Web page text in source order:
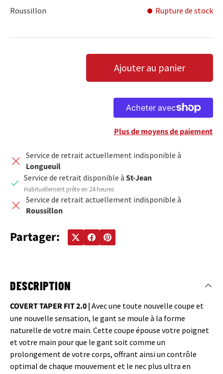
Roussillon Rupture de stock
DIMINUER LA QUANTITÉ
AUGMENTER LA QUANTITÉ
Ajouter au panier
Plus de moyens de paiement
Service de retrait actuellement indisponible à
Longueuil
Service de retrait disponible à St-Jean
Habituellement prête en 24 heures
Service de retrait actuellement indisponible à
Roussillon
Partager:
DESCRIPTION
COVERT TAPER FIT 2.0 | Avec une toute nouvelle coupe et
une nouvelle sensation, le gant se moule à la forme
naturelle de votre main. Cette coupe épouse votre poignet
et votre main pour que le gant soit comme un
prolongement de votre corps, offrant ainsi un contrôle
optimal de chaque mouvement et le nec plus ultra en